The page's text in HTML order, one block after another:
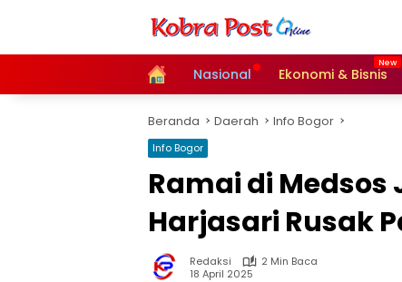
HomeNasional Ekonomi & Bisnis
Beranda Daerah Info Bogor
Info Bogor
Ramai di Medsos
Harjasari Rusak
Redaksi
2 Min Baca
18 April 2025